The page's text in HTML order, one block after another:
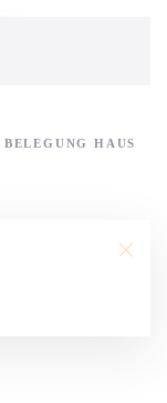
BELEGUNG HAUS